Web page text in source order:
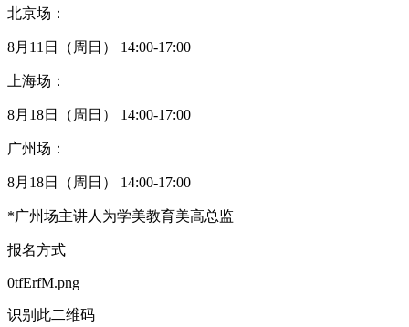
北京场：
8月11日（周日） 14:00-17:00
上海场：
8月18日（周日） 14:00-17:00
广州场：
8月18日（周日） 14:00-17:00
*广州场主讲人为学美教育美高总监
报名方式
0tfErfM.png
识别此二维码